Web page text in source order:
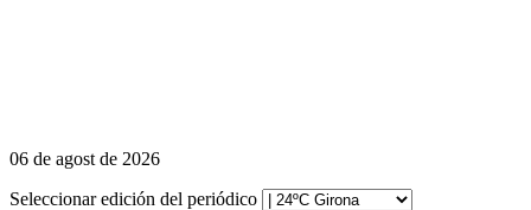
06 de agost de 2026
Seleccionar edición del periódico